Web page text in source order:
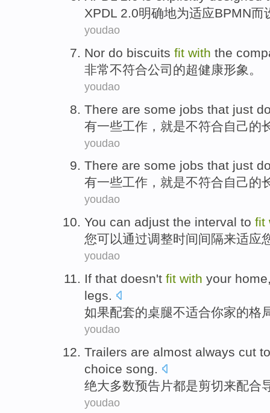
XPDL 2.0明确地为适应BPMN而
youdao
Nor do biscuits fit with the
非常不符合公司 的超健康形象 。
youdao
There are some jobs that just
有一些工作 ， 就是不符合自己的
youdao
There are some jobs that just
有一些工作 ， 就是不符合自己的
youdao
You can adjust the interval to fit
您可以通过调整时间间隔来适应
youdao
If that doesn't fit with your home
legs.
如果配套的桌腿不适合你家的格
youdao
Trailers are almost always cut to
choice song.
绝大多数预告片都是剪切来配合
youdao